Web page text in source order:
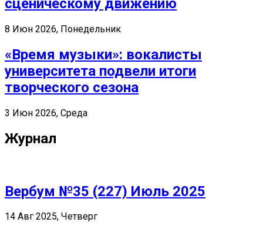
сценическому движению
8 Июн 2026, Понедельник
«Время музыки»: вокалисты
университета подвели итоги
творческого сезона
3 Июн 2026, Среда
Журнал
Вербум №35 (227) Июль 2025
14 Авг 2025, Четверг